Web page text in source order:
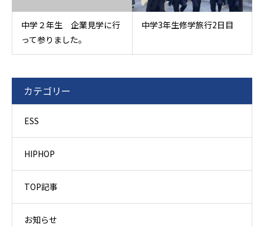
中学２年生 企業見学に行
って参りました。
中学3年生修学旅行2日目
カテゴリー
ESS
HIPHOP
TOP記事
お知らせ